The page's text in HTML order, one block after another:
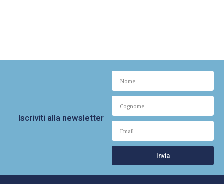
Iscriviti alla newsletter
Invia